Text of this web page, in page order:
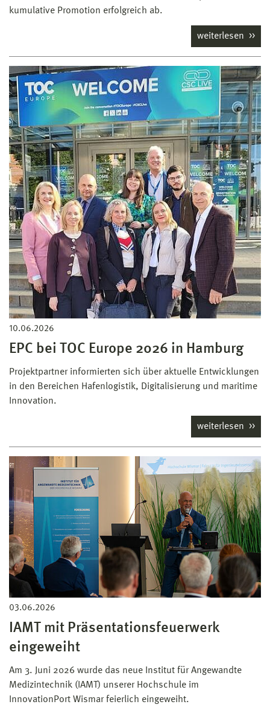
kumulative Promotion erfolgreich ab.
weiterlesen
10.06.2026
EPC bei TOC Europe 2026 in Hamburg
Projektpartner informierten sich über aktuelle Entwicklungen
in den Bereichen Hafenlogistik, Digitalisierung und maritime
Innovation.
weiterlesen
03.06.2026
IAMT mit Präsentationsfeuerwerk
eingeweiht
Am 3. Juni 2026 wurde das neue Institut für Angewandte
Medizintechnik (IAMT) unserer Hochschule im
InnovationPort Wismar feierlich eingeweiht.